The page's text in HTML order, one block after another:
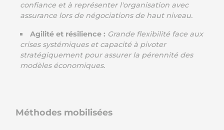
confiance et à représenter l'organisation avec
assurance lors de négociations de haut niveau.
Agilité et résilience : Grande flexibilité face aux
crises systémiques et capacité à pivoter
stratégiquement pour assurer la pérennité des
modèles économiques.
Méthodes mobilisées